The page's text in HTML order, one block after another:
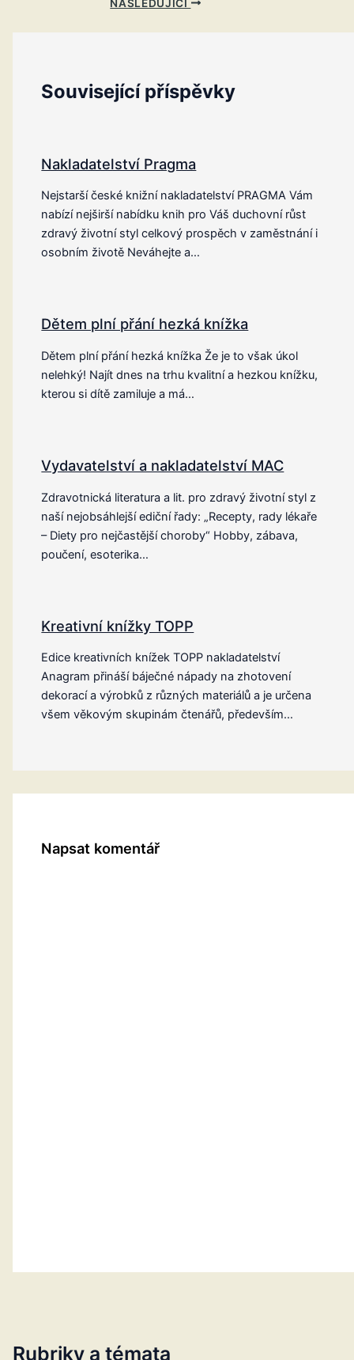
Rubriky a témata
NÁSLEDUJÍCÍ
Související příspěvky
Nakladatelství Pragma
Nejstarší české knižní nakladatelství PRAGMA Vám
nabízí nejširší nabídku knih pro Váš duchovní růst
zdravý životní styl celkový prospěch v zaměstnání i
osobním životě Neváhejte a…
Dětem plní přání hezká knížka
Dětem plní přání hezká knížka Že je to však úkol
nelehký! Najít dnes na trhu kvalitní a hezkou knížku,
kterou si dítě zamiluje a má…
Vydavatelství a nakladatelství MAC
Zdravotnická literatura a lit. pro zdravý životní styl z
naší nejobsáhlejší ediční řady: „Recepty, rady lékaře
– Diety pro nejčastější choroby“ Hobby, zábava,
poučení, esoterika…
Kreativní knížky TOPP
Edice kreativních knížek TOPP nakladatelství
Anagram přináší báječné nápady na zhotovení
dekorací a výrobků z různých materiálů a je určena
všem věkovým skupinám čtenářů, především…
Napsat komentář